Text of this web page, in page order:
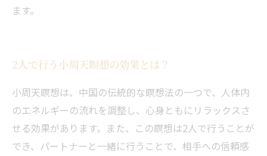
ます。
2人で行う小周天瞑想の効果とは？
小周天瞑想は、中国の伝統的な瞑想法の一つで、人体内
のエネルギーの流れを調整し、心身ともにリラックスさ
せる効果があります。また、この瞑想は2人で行うことが
でき、パートナーと一緒に行うことで、相手への信頼感